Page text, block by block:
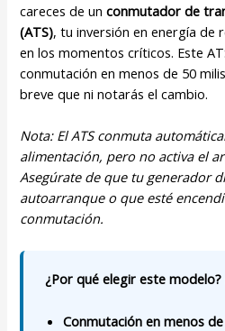
careces de unconmutador de
(ATS), tu inversión en energía de
en los momentos críticos. Este
conmutación en menos de 50
breve que ni notarás el cambio.
Nota: El ATS conmuta
alimentación, pero no activa el
Asegúrate de que tu generador
autoarranque o que esté
conmutación.
¿Por qué elegir este modelo?
Conmutación en menos